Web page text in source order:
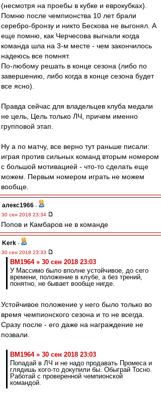
(несмотря на проебы в кубке и еврокубках).
Помню после чемпионства 10 лет брали
серебро-бронзу и никто Бескова не выгонял. А
еще помню, как Черчесова выгнали когда
команда шла на 3-м месте - чем закончилось
надеюсь все помнят.
По-любому решать в конце сезона (либо по
завершению, либо когда в конце сезона будет
все ясно).
Правда сейчас для владельцев клуба медали
не цель, Цель только ЛЧ, причем именно
групповой этап.
Ну а по матчу, все верно тут раньше писали:
играя против сильных команд вторым номером
с большой мотивацией - что-то сделать еще
можем. Первым номером играть не можем
вообще.
алекс1966 -
30 сен 2018 23:34
Попов и Камбаров не в команде
Kerk -
30 сен 2018 23:33
BM1964 » 30 сен 2018 23:03
У Массимо было вполне устойчивое, до сего
времени, положение в клубе, а без трений,
понятно, не бывает вообще нигде.
Устойчивое положение у него было только во
время чемпионского сезона и то не всегда.
Сразу после - его даже на награждение не
позвали.
BM1964 » 30 сен 2018 23:03
Попадай в ЛЧ и не надо продавать Промеса и
глядишь кого-то докупили бы. Обыграй Тосно.
Работай с проверенной чемпионской
командой.